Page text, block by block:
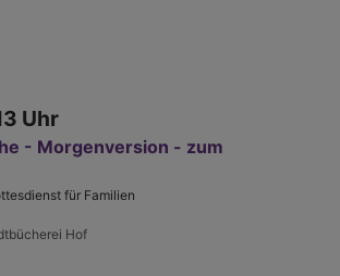
Uhr
- Morgenversion - zum
für Familien
Hof